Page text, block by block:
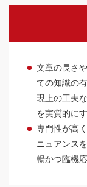
文章の長さ
ての知識の
現上の工夫
を実質的に
専門性が高
ニュアンス
暢かつ臨機